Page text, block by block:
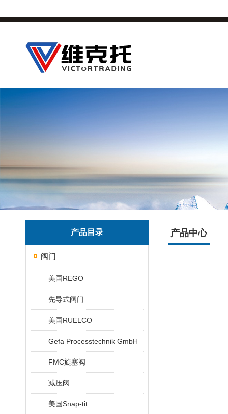
产品目录
阀门
美国REGO
先导式阀门
美国RUELCO
Gefa Processtechnik GmbH
FMC旋塞阀
减压阀
美国Snap-tit
产品中心